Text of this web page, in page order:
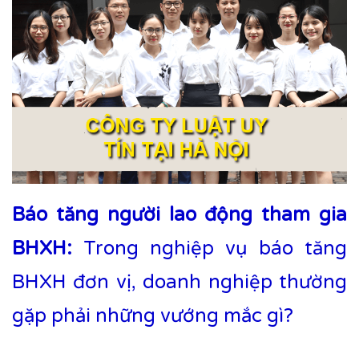
Báo tăng người lao động tham gia
BHXH: Trong nghiệp vụ báo tăng
BHXH đơn vị, doanh nghiệp thường
gặp phải những vướng mắc gì?